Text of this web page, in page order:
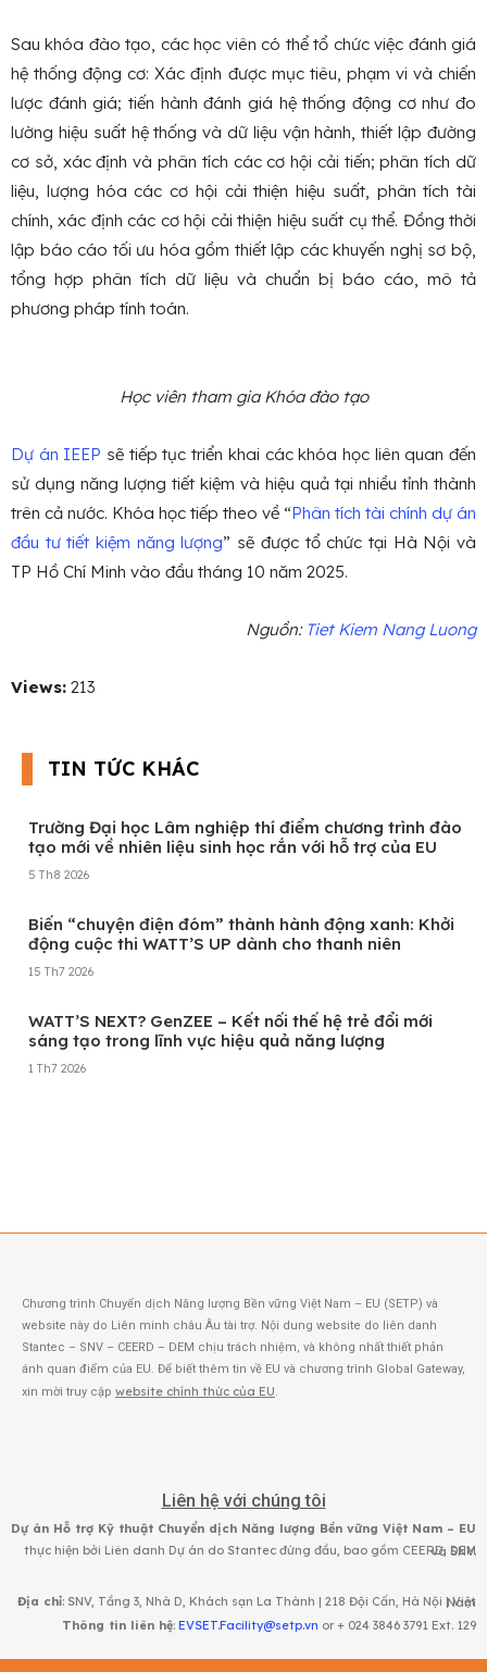
Sau khóa đào tạo, các học viên có thể tổ chức việc đánh giá
hệ thống động cơ: Xác định được mục tiêu, phạm vi và chiến
lược đánh giá; tiến hành đánh giá hệ thống động cơ như đo
lường hiệu suất hệ thống và dữ liệu vận hành, thiết lập đường
cơ sở, xác định và phân tích các cơ hội cải tiến; phân tích dữ
liệu, lượng hóa các cơ hội cải thiện hiệu suất, phân tích tài
chính, xác định các cơ hội cải thiện hiệu suất cụ thể. Đồng thời
lập báo cáo tối ưu hóa gồm thiết lập các khuyến nghị sơ bộ,
tổng hợp phân tích dữ liệu và chuẩn bị báo cáo, mô tả
phương pháp tính toán.
Học viên tham gia Khóa đào tạo
Dự án IEEP sẽ tiếp tục triển khai các khóa học liên quan đến
sử dụng năng lượng tiết kiệm và hiệu quả tại nhiều tỉnh thành
trên cả nước. Khóa học tiếp theo về “Phân tích tài chính dự án
đầu tư tiết kiệm năng lượng” sẽ được tổ chức tại Hà Nội và
TP Hồ Chí Minh vào đầu tháng 10 năm 2025.
Nguồn: Tiet Kiem Nang Luong
Views: 213
TIN TỨC KHÁC
Trường Đại học Lâm nghiệp thí điểm chương trình đào
tạo mới về nhiên liệu sinh học rắn với hỗ trợ của EU
5 Th8 2026
Biến “chuyện điện đóm” thành hành động xanh: Khởi
động cuộc thi WATT’S UP dành cho thanh niên
15 Th7 2026
WATT’S NEXT? GenZEE – Kết nối thế hệ trẻ đổi mới
sáng tạo trong lĩnh vực hiệu quả năng lượng
1 Th7 2026
Chương trình Chuyển dịch Năng lượng Bền vững Việt Nam – EU (SETP) và
website này do Liên minh châu Âu tài trợ. Nội dung website do liên danh
Stantec – SNV – CEERD – DEM chịu trách nhiệm, và không nhất thiết phản
ánh quan điểm của EU. Để biết thêm tin về EU và chương trình Global Gateway,
xin mời truy cập website chính thức của EU
Liên hệ với chúng tôi
Dự án Hỗ trợ Kỹ thuật Chuyển dịch Năng lượng Bền vững Việt Nam – EU
thực hiện bởi Liên danh Dự án do Stantec đứng đầu, bao gồm CEERD, DEM và SNV.
Địa chỉ
: SNV, Tầng 3, Nhà D, Khách sạn La Thành | 218 Đội Cấn, Hà Nội | Việt Nam
Thông tin liên hệ: EVSET.Facility@setp.vn or + 024 3846 3791 Ext. 129